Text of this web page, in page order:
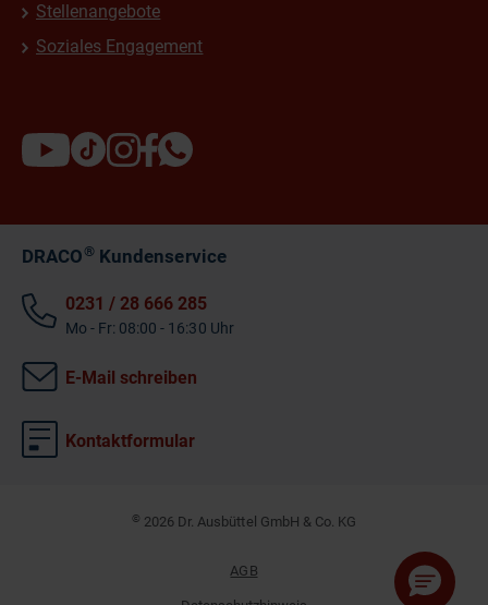
Stellenangebote
Soziales Engagement
DRACO®Kundenservice
0231 / 28 666 285
Mo - Fr: 08:00 - 16:30 Uhr
E-Mail schreiben
Kontaktformular
© 2026 Dr. Ausbüttel GmbH & Co. KG
AGB